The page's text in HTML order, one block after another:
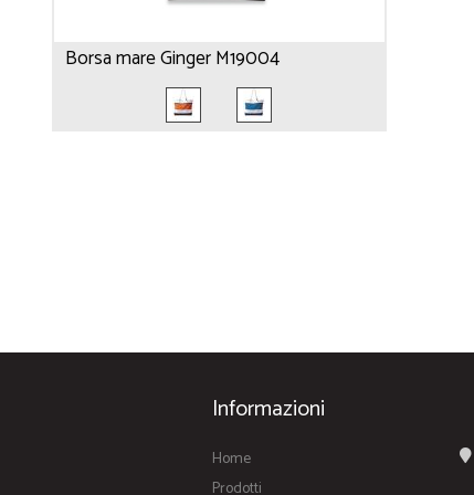
Borsa mare Ginger M19004
Informazioni
Home
Prodotti